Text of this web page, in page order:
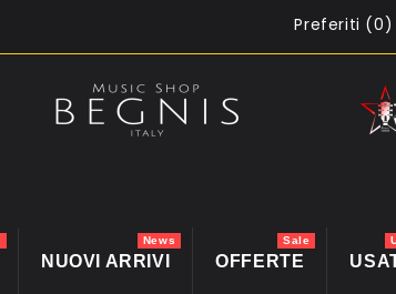
Preferiti (0)
NUOVI ARRIVI
News
OFFERTE
Sale